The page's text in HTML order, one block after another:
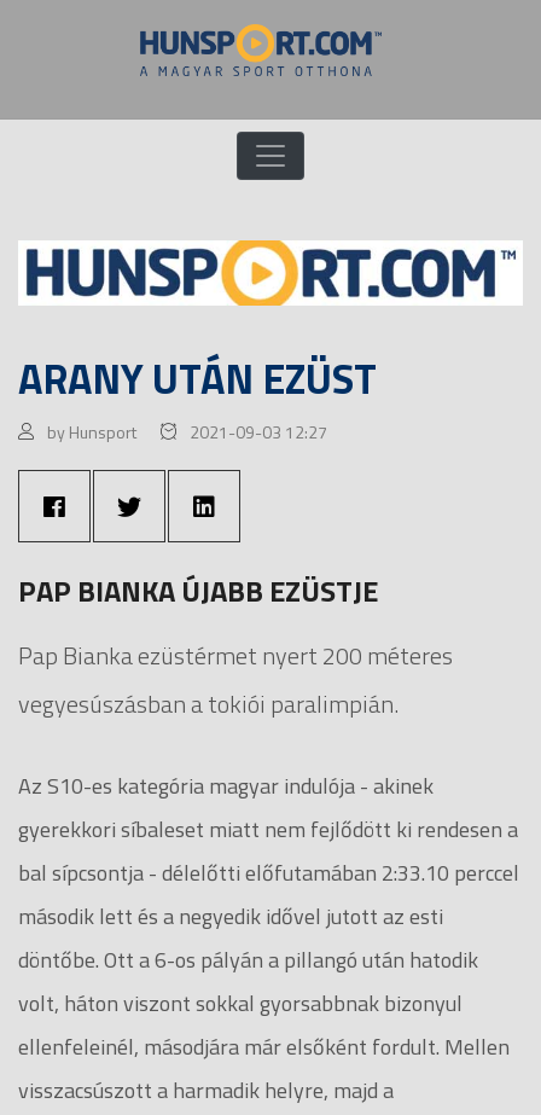
ARANY UTÁN EZÜST
by Hunsport 2021-09-03 12:27
PAP BIANKA ÚJABB EZÜSTJE
Pap Bianka ezüstérmet nyert 200 méteres
vegyesúszásban a tokiói paralimpián.
Az S10-es kategória magyar indulója - akinek
gyerekkori síbaleset miatt nem fejlődött ki rendesen a
bal sípcsontja - délelőtti előfutamában 2:33.10 perccel
második lett és a negyedik idővel jutott az esti
döntőbe. Ott a 6-os pályán a pillangó után hatodik
volt, háton viszont sokkal gyorsabbnak bizonyul
ellenfeleinél, másodjára már elsőként fordult. Mellen
visszacsúszott a harmadik helyre, majd a